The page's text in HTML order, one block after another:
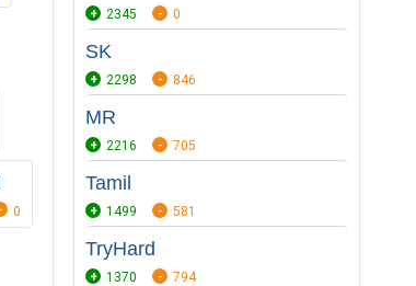
0
2345 0
SK
2298 846
MR
2216 705
Tamil
1499 581
TryHard
1370 794